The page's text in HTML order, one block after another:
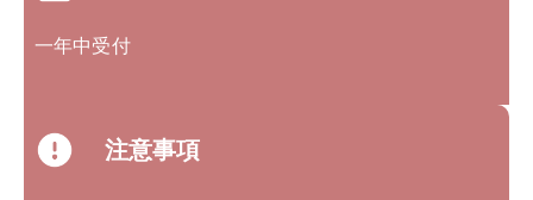
一年中受付
注意事項